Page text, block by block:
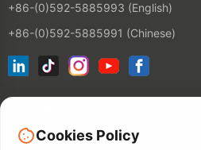
+86-(0)592-5885993 (English)
+86-(0)592-5885991 (Chinese)
Cookies Policy